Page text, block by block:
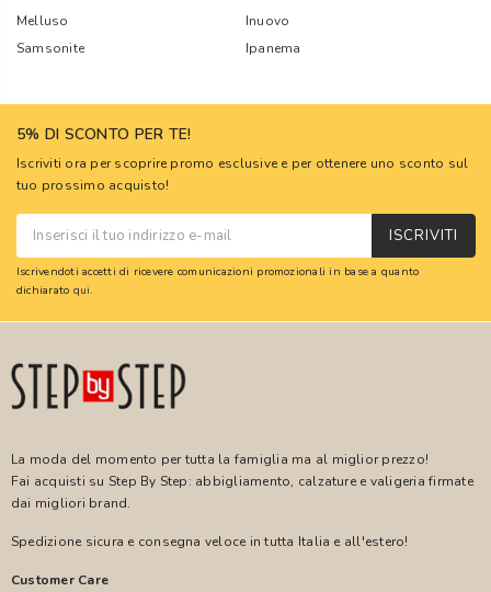
Melluso
Inuovo
Samsonite
Ipanema
5% DI SCONTO PER TE!
Iscriviti ora per scoprire promo esclusive e per ottenere uno sconto sul
tuo prossimo acquisto!
ISCRIVITI
Iscrivendoti accetti di ricevere comunicazioni promozionali in base a quanto
dichiarato qui.
La moda del momento per tutta la famiglia ma al miglior prezzo!
Fai acquisti su Step By Step: abbigliamento, calzature e valigeria firmate
dai migliori brand.
Spedizione sicura e consegna veloce in tutta Italia e all'estero!
Customer Care